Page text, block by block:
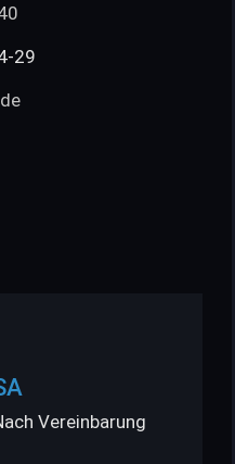
29
Vereinbarung